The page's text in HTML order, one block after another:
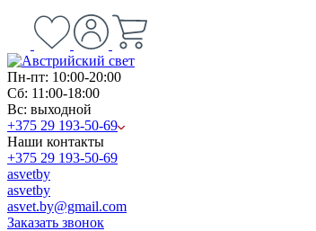
Пн-пт: 10:00-20:00
Сб: 11:00-18:00
Вс: выходной
+375 29 193-50-69
Наши контакты
+375 29 193-50-69
asvetby
asvetby
asvet.by@gmail.com
Заказать звонок